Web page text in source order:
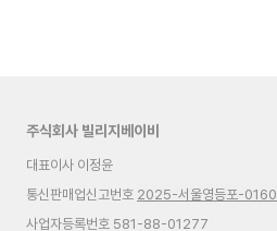
주식회사 빌리지베이비
대표이사 이정윤
통신판매업신고번호 2025-서울영등포-0160
사업자등록번호 581-88-01277